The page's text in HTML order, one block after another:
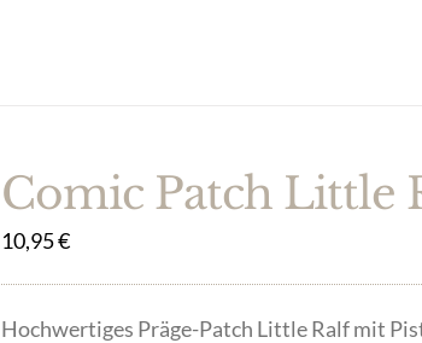
Comic Patch Little
10,95€
Hochwertiges Präge-Patch Little Ralf mit